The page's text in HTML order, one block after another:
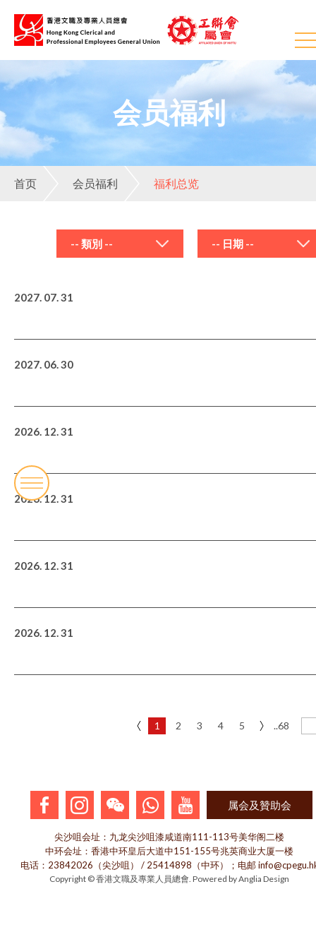
会员福利
首页 会员福利 福利总览
-- 類別 --
2027. 07. 31
2027. 06. 30
2026. 12. 31
2026. 12. 31
2026. 12. 31
2026. 12. 31
1 2 3 4 5 ..68
属会及贊助会
尖沙咀会址：九龙尖沙咀漆咸道南111-113号美华阁二楼
中环会址：香港中环皇后大道中151-155号兆英商业大厦一楼
电话：23842026（尖沙咀） / 25414898（中环）；电邮
Copyright © 香港文職及專業人員總會. Powered byAnglia Design